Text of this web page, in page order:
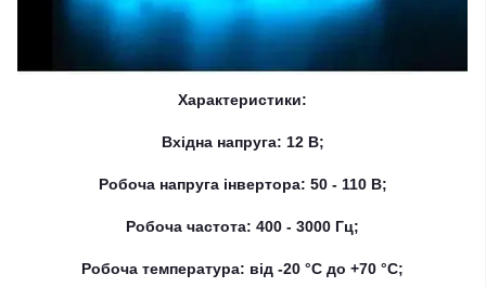
Характеристики:
Вхідна напруга: 12 В;
Робоча напруга інвертора: 50 - 110 В;
Робоча частота: 400 - 3000 Гц;
Робоча температура: від -20 °C до +70 °C;